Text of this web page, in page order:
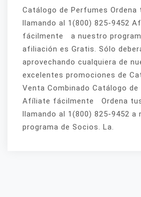
Catálogo de Perfumes Ordena
llamando al 1(800) 825-9452
fácilmente a nuestro
afiliación es Gratis. Sólo
aprovechando cualquiera de
excelentes promociones de
Venta Combinado Catálogo de
Afíliate fácilmente Ordena
llamando al 1(800) 825-9452 a
programa de Socios. La.